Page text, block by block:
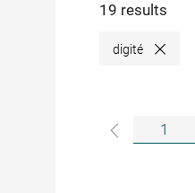
19 results
digité Close